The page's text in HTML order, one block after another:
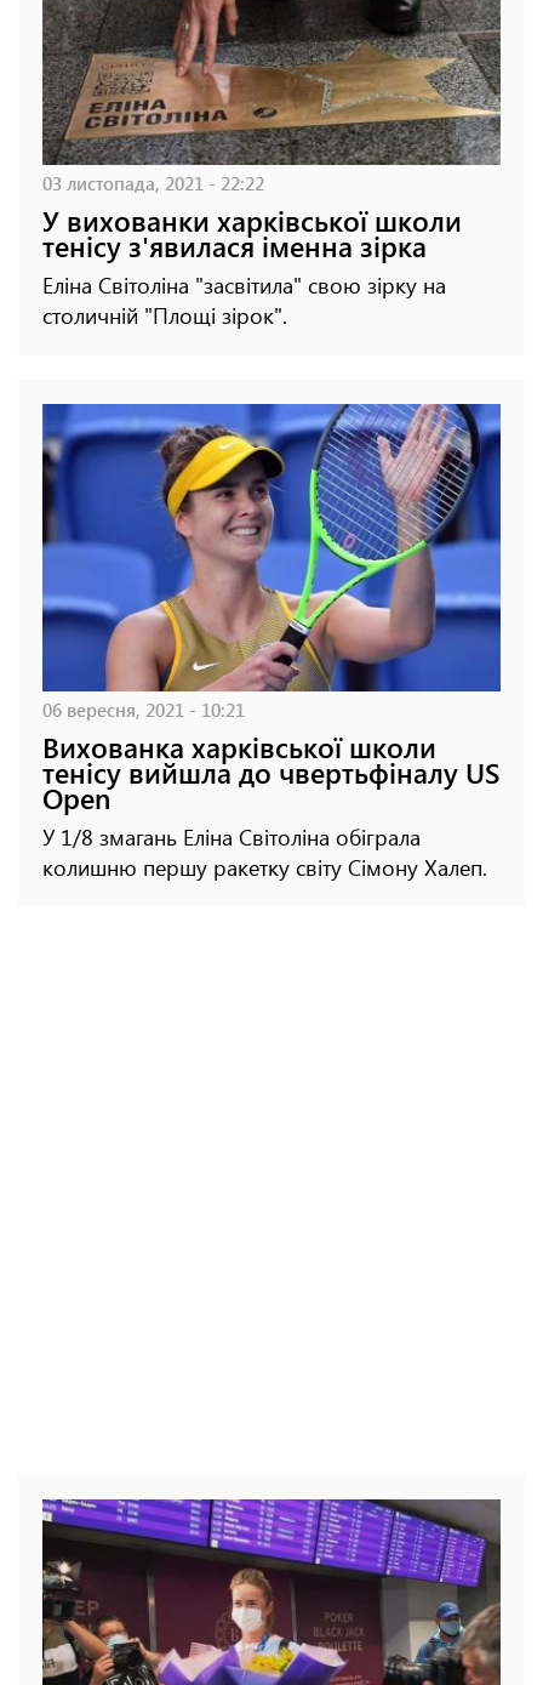
03 листопада, 2021 - 22:22
У вихованки харківської школи
тенісу з'явилася іменна зірка
Еліна Світоліна "засвітила" свою зірку на
столичній "Площі зірок".
06 вересня, 2021 - 10:21
Вихованка харківської школи
тенісу вийшла до чвертьфіналу US
Open
У 1/8 змагань Еліна Світоліна обіграла
колишню першу ракетку світу Сімону Халеп.